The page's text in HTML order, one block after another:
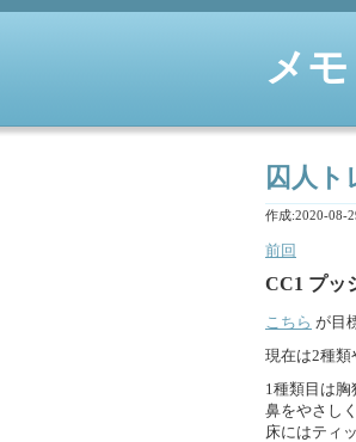
メモ
囚人ト
作成:2020-08-
前回
CC1 プッ
こちら が目
現在は2種類
1種類目は
鼻をやさし
床にはティ